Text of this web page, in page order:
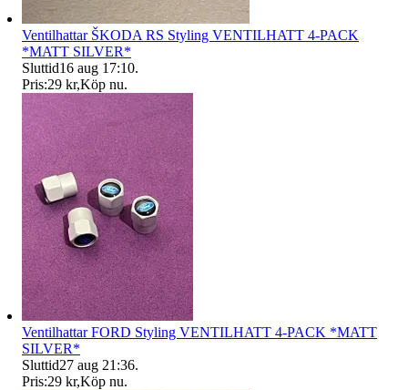
Ventilhattar ŠKODA RS Styling VENTILHATT 4-PACK
*MATT SILVER*
Sluttid16 aug 17:10.
Pris:29 kr,Köp nu.
Ventilhattar FORD Styling VENTILHATT 4-PACK *MATT
SILVER*
Sluttid27 aug 21:36.
Pris:29 kr,Köp nu.